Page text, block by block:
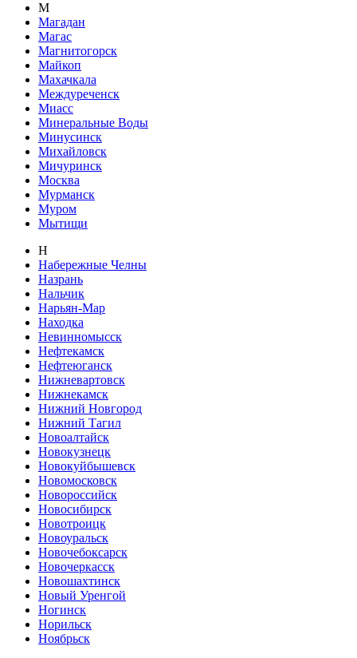
М
Магадан
Магас
Магнитогорск
Майкоп
Махачкала
Междуреченск
Миасс
Минеральные Воды
Минусинск
Михайловск
Мичуринск
Москва
Мурманск
Муром
Мытищи
Н
Набережные Челны
Назрань
Нальчик
Нарьян-Мар
Находка
Невинномысск
Нефтекамск
Нефтеюганск
Нижневартовск
Нижнекамск
Нижний Новгород
Нижний Тагил
Новоалтайск
Новокузнецк
Новокуйбышевск
Новомосковск
Новороссийск
Новосибирск
Новотроицк
Новоуральск
Новочебоксарск
Новочеркасск
Новошахтинск
Новый Уренгой
Ногинск
Норильск
Ноябрьск